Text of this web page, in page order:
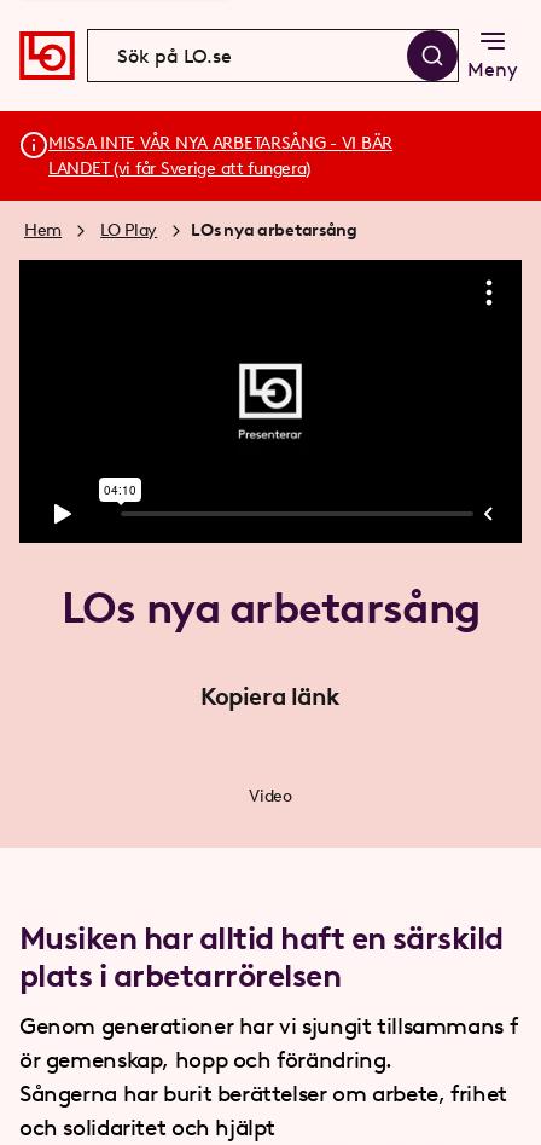
Meny
MISSA INTE VÅR NYA ARBETARSÅNG - VI BÄR
LANDET (vi får Sverige att fungera)
Hem LO Play LOs nya arbetarsång
LOs nya arbetarsång
Kopiera länk
Video
Musiken har alltid haft en särskild
plats i arbetarrörelsen
Genom generationer har vi sjungit tillsammans f
ör gemenskap, hopp och förändring.
Sångerna har burit berättelser om arbete, frihet
och solidaritet och hjälpt